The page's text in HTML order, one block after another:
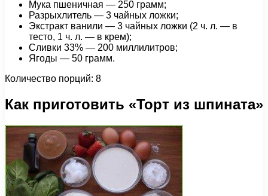
Мука пшеничная — 250 грамм;
Разрыхлитель — 3 чайных ложки;
Экстракт ванили — 3 чайных ложки (2 ч. л. — в
тесто, 1 ч. л. — в крем);
Сливки 33% — 200 миллилитров;
Ягоды — 50 грамм.
Количество порций: 8
Как приготовить «Торт из шпината»